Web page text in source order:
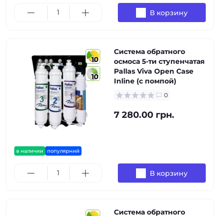
В корзину
10
10
в наличии популярний
Система обратного
осмоса 5-ти ступенчатая
Pallas Viva Open Case
Inline (с помпой)
0
7 280.00 грн.
В корзину
Система обратного